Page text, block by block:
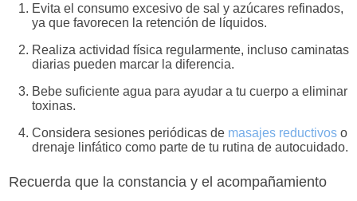
Evita el consumo excesivo de sal y azúcares refinados,
ya que favorecen la retención de líquidos.
Realiza actividad física regularmente, incluso caminatas
diarias pueden marcar la diferencia.
Bebe suficiente agua para ayudar a tu cuerpo a eliminar
toxinas.
Considera sesiones periódicas de masajes reductivos o
drenaje linfático como parte de tu rutina de autocuidado.
Recuerda que la constancia y el acompañamiento